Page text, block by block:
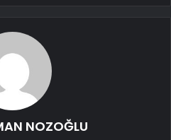
NOZOĞLU